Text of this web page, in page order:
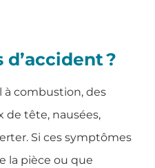
?
à combustion, des
de tête, nausées,
Si ces symptômes
la pièce ou que